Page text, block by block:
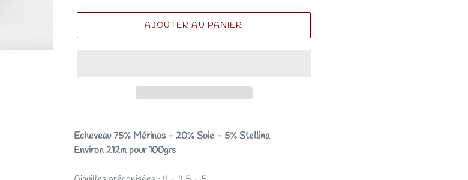
AJOUTER AU PANIER
Echeveau 75% Mérinos - 20% Soie - 5% Stellina
Environ 212m pour 100grs